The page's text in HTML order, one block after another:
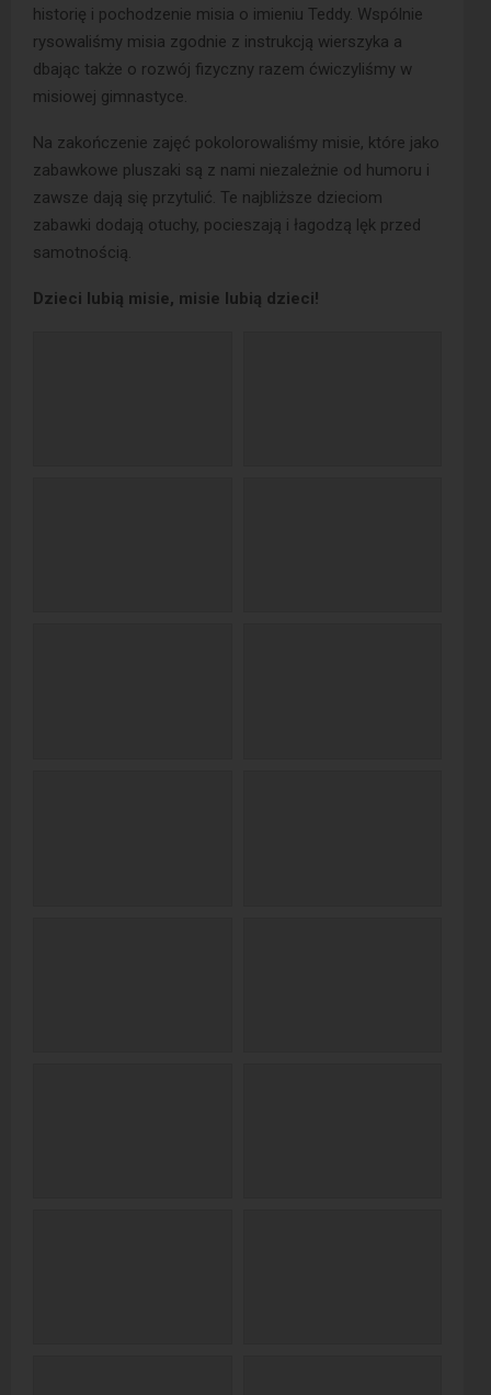
historię i pochodzenie misia o imieniu Teddy. Wspólnie
rysowaliśmy misia zgodnie z instrukcją wierszyka a
dbając także o rozwój fizyczny razem ćwiczyliśmy w
misiowej gimnastyce.
Na zakończenie zajęć pokolorowaliśmy misie, które jako
zabawkowe pluszaki są z nami niezależnie od humoru i
zawsze dają się przytulić. Te najbliższe dzieciom
zabawki dodają otuchy, pocieszają i łagodzą lęk przed
samotnością.
Dzieci lubią misie, misie lubią dzieci!